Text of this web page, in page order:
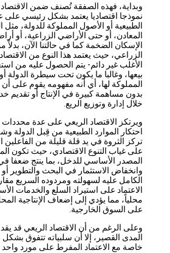
وبداية، فهذه الصفقة تُصنف ضمن الاقتصاد
نموذجا اقتصاديا يعتمد بشكل رئيسي على عائدات
الطبيعية أو الأصول المملوكة للدولة، مثل النفط،
المعادن، أو حتى الأراضي الزراعية، أو أراضي
الإسكان الضخمة كما في حالتنا الآن، بدلاً من
الزراعي، حيث يعتمد هذا النوع من الاقتصاد على
الأغلب غير دائم- يتم الحصول عليه من استغلال
بيعها، وغالبا ما يكون تحت سيطرة الدولة أو
المملوكة لها، أي أنه مفهومه يقوم على أن
بدون مساهمة كبيرة في الإنتاج أو تقديم خدمات
خلال إدارة وتوزيع الريع.
ويرتكز الاقتصاد الريعي على عدة محددات
احتكار الموارد الطبيعية من قِبل الدولة وشركاتها
تركز الثروة في يد قلة قليلة من الفاعلين
على غياب التنوع الاقتصادي، حيث تكون الموارد
المصدر الأساسي للدخل، بما ينتج ضعفا في
وانخفاض الاستثمار في البحث والتطوير أو
الكامل عليه لسهولته ومردوده السريع مقارنة
الاعتماد على استيراد السلع والخدمات الأساسية
محلياً، مما يؤدي إلى إضعاف الإنتاجية المحلية
على السوق الخارجية.
وعلى الرغم من أن الاقتصاد الريعي قد يقدم بعض
المدى القصير، إلا أن سلبياته تتفوق بشكل واضح
خاصة مع الاعتماد المفرط على مورد واحد أو